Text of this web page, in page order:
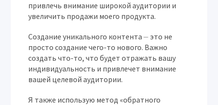
привлечь внимание широкой аудитории и
увеличить продажи моего продукта.
Создание уникального контента ⏤ это не
просто создание чего-то нового. Важно
создать что-то, что будет отражать вашу
индивидуальность и привлечет внимание
вашей целевой аудитории.
Я также использую метод «обратного